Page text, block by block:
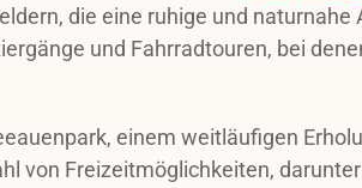
die eine ruhige und naturnahe
und Fahrradtouren, bei
einem weitläufigen
von Freizeitmöglichkeiten,